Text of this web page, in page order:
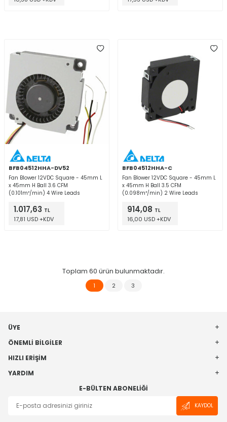
BFB04512HHA-DV52
Fan Blower 12VDC Square - 45mm L
x 45mm H Ball 3.6 CFM
(0.101m³/min) 4 Wire Leads
1.017,63 TL
17,81 USD +KDV
BFB04512HHA-C
Fan Blower 12VDC Square - 45mm L
x 45mm H Ball 3.5 CFM
(0.098m³/min) 2 Wire Leads
914,08 TL
16,00 USD +KDV
Toplam 60 ürün bulunmaktadır.
1 2 3
ÜYE
ÖNEMLI BILGILER
HIZLI ERIŞIM
YARDIM
E-BÜLTEN ABONELIĞI
KAYDOL